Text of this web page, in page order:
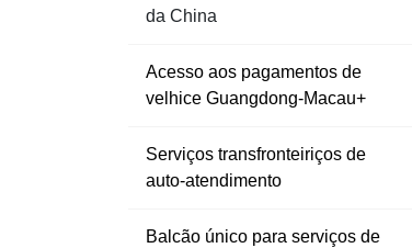
da China
Acesso aos pagamentos de
velhice Guangdong-Macau+
Serviços transfronteiriços de
auto-atendimento
Balcão único para serviços de